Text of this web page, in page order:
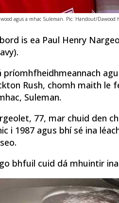
agus a mhac Suleman. Pic: Handout/Dawood
is ea Paul Henry
príomhfheidhmeannach
Rush, chomh maith le
Suleman.
77, mar chuid den
i 1987 agus bhí sé ina
bhfuil cuid dá mhuintir